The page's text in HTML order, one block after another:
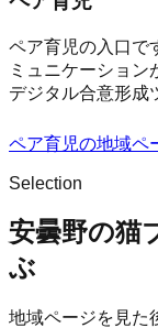
ペア育児の入口で
ミュニケーション
デジタル合意形成
ペア育児の地域ペ
Selection
安曇野の猫
ぶ
地域ページを見た